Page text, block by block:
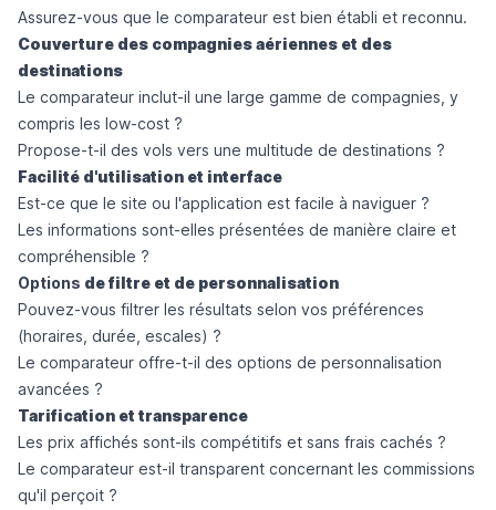
Assurez-vous que le comparateur est bien établi et reconnu.
Couverture des compagnies aériennes et des
destinations
Le comparateur inclut-il une large gamme de compagnies, y
compris les low-cost ?
Propose-t-il des vols vers une multitude de destinations ?
Facilité d'utilisation et interface
Est-ce que le site ou l'application est facile à naviguer ?
Les informations sont-elles présentées de manière claire et
compréhensible ?
Options de filtre et de personnalisation
Pouvez-vous filtrer les résultats selon vos préférences
(horaires, durée, escales) ?
Le comparateur offre-t-il des options de personnalisation
avancées ?
Tarification et transparence
Les prix affichés sont-ils compétitifs et sans frais cachés ?
Le comparateur est-il transparent concernant les commissions
qu'il perçoit ?